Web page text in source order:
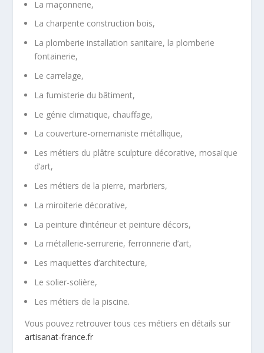
La maçonnerie,
La charpente construction bois,
La plomberie installation sanitaire, la plomberie
fontainerie,
Le carrelage,
La fumisterie du bâtiment,
Le génie climatique, chauffage,
La couverture-ornemaniste métallique,
Les métiers du plâtre sculpture décorative, mosaïque
d’art,
Les métiers de la pierre, marbriers,
La miroiterie décorative,
La peinture d’intérieur et peinture décors,
La métallerie-serrurerie, ferronnerie d’art,
Les maquettes d’architecture,
Le solier-solière,
Les métiers de la piscine.
Vous pouvez retrouver tous ces métiers en détails sur
artisanat-france.fr